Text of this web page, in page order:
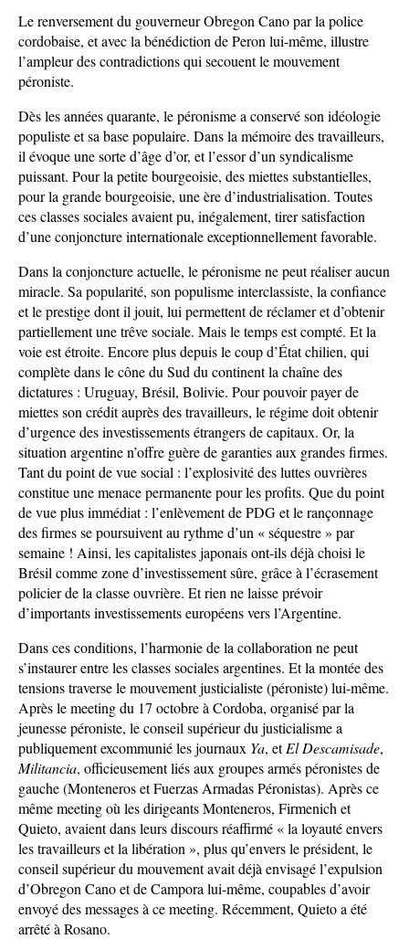
Le renversement du gouverneur Obregon Cano par la police
cordobaise, et avec la bénédiction de Peron lui-même, illustre
l’ampleur des contradictions qui secouent le mouvement
péroniste.
Dès les années quarante, le péronisme a conservé son idéologie
populiste et sa base populaire. Dans la mémoire des travailleurs,
il évoque une sorte d’âge d’or, et l’essor d’un syndicalisme
puissant. Pour la petite bourgeoisie, des miettes substantielles,
pour la grande bourgeoisie, une ère d’industrialisation. Toutes
ces classes sociales avaient pu, inégalement, tirer satisfaction
d’une conjoncture internationale exceptionnellement favorable.
Dans la conjoncture actuelle, le péronisme ne peut réaliser aucun
miracle. Sa popularité, son populisme interclassiste, la confiance
et le prestige dont il jouit, lui permettent de réclamer et d’obtenir
partiellement une trêve sociale. Mais le temps est compté. Et la
voie est étroite. Encore plus depuis le coup d’État chilien, qui
complète dans le cône du Sud du continent la chaîne des
dictatures : Uruguay, Brésil, Bolivie. Pour pouvoir payer de
miettes son crédit auprès des travailleurs, le régime doit obtenir
d’urgence des investissements étrangers de capitaux. Or, la
situation argentine n’offre guère de garanties aux grandes firmes.
Tant du point de vue social : l’explosivité des luttes ouvrières
constitue une menace permanente pour les profits. Que du point
de vue plus immédiat : l’enlèvement de PDG et le rançonnage
des firmes se poursuivent au rythme d’un « séquestre » par
semaine ! Ainsi, les capitalistes japonais ont-ils déjà choisi le
Brésil comme zone d’investissement sûre, grâce à l’écrasement
policier de la classe ouvrière. Et rien ne laisse prévoir
d’importants investissements européens vers l’Argentine.
Dans ces conditions, l’harmonie de la collaboration ne peut
s’instaurer entre les classes sociales argentines. Et la montée des
tensions traverse le mouvement justicialiste (péroniste) lui-même.
Après le meeting du 17 octobre à Cordoba, organisé par la
jeunesse péroniste, le conseil supérieur du justicialisme a
publiquement excommunié les journaux Ya, etEl Descamisade,
Militancia, officieusement liés aux groupes armés péronistes de
gauche (Monteneros et Fuerzas Armadas Péronistas). Après ce
même meeting où les dirigeants Monteneros, Firmenich et
Quieto, avaient dans leurs discours réaffirmé « la loyauté envers
les travailleurs et la libération », plus qu’envers le président, le
conseil supérieur du mouvement avait déjà envisagé l’expulsion
d’Obregon Cano et de Campora lui-même, coupables d’avoir
envoyé des messages à ce meeting. Récemment, Quieto a été
arrêté à Rosano.